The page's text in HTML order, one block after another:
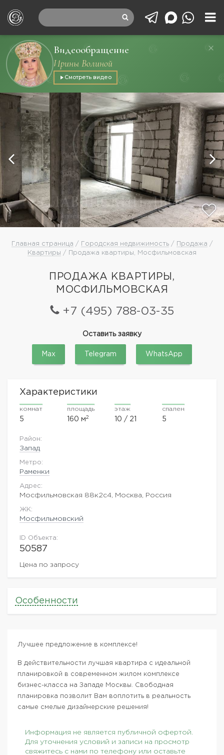
Видеообращение
Ирины Волиной
Смотреть видео
Главная страница / Городская недвижимость/ Продажа /
Квартиры / Продажа квартиры, Мосфильмовская
ПРОДАЖА КВАРТИРЫ,
МОСФИЛЬМОВСКАЯ
+7 (495) 788-03-35
Оставить заявку
Max Telegram WhatsApp
Характеристики
комнат
5
площадь
160 м2
этаж
10 / 21
спален
5
Район:
Запад
Метро:
Раменки
Адрес:
Мосфильмовская 88к2с4, Москва, Россия
ЖK:
Мосфильмовский
ID Объекта:
50587
Цена по запросу
Особенности
Лучшее предложение в комплексе!
В действительности лучшая квартира с идеальной
планировкой в современном жилом комплексе
бизнес-класса на Западе Москвы. Свободная
планировка позволит Вам воплотить в реальность
самые смелые дизайнерские решения!
Информация не является публичной офертой.
Для уточнения условий и записи на просмотр
свяжитесь с нами по телефону или оставьте